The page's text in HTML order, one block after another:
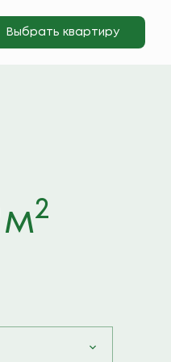
Выбрать квартиру
Забронировать
м2